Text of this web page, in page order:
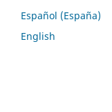
Español (España)
English